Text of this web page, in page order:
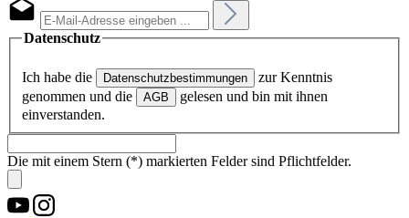
Datenschutz
Ich habe die Datenschutzbestimmungen
zur Kenntnis
genommen und die
AGB
gelesen und bin mit ihnen
einverstanden.
Die mit einem Stern (*) markierten Felder sind Pflichtfelder.